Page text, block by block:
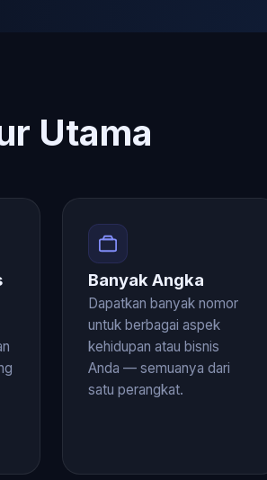
Utama
Banyak Angka
Dapatkan banyak nomor
untuk berbagai aspek
kehidupan atau bisnis
Anda — semuanya dari
satu perangkat.